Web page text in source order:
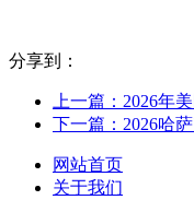
分享到：
上一篇：2026年
下一篇：2026哈
网站首页
关于我们